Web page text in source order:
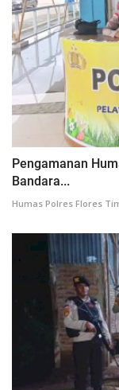
Pengamanan
Bandara...
Humas Polres Flores